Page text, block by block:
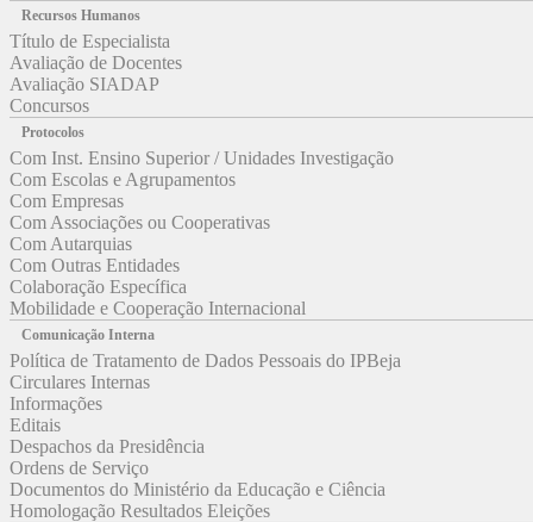
Recursos Humanos
Título de Especialista
Avaliação de Docentes
Avaliação SIADAP
Concursos
Protocolos
Com Inst. Ensino Superior / Unidades Investigação
Com Escolas e Agrupamentos
Com Empresas
Com Associações ou Cooperativas
Com Autarquias
Com Outras Entidades
Colaboração Específica
Mobilidade e Cooperação Internacional
Comunicação Interna
Política de Tratamento de Dados Pessoais do IPBeja
Circulares Internas
Informações
Editais
Despachos da Presidência
Ordens de Serviço
Documentos do Ministério da Educação e Ciência
Homologação Resultados Eleições